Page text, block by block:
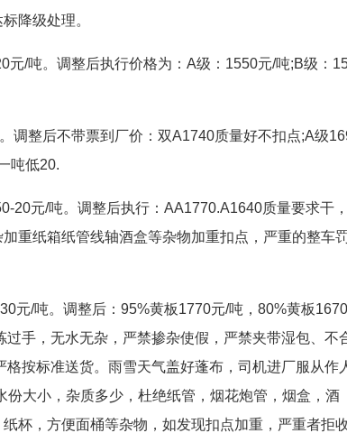
降级处理。
/吨。调整后执行价格为：A级：1550元/吨;B级：
整后不带票到厂价：双A1740质量好不扣点;A级
吨低20.
元/吨。调整后执行：AA1770.A1640质量要求干，
重纸箱纸管线轴酒盒等杂物加重扣点，严重的整车
/吨。调整后：95%黄板1770元/吨，80%黄板1670
手，无水无杂，严禁掺杂使假，严禁夹带湿包、不
按标准送货。雨雪天气盖好蓬布，司机进厂服从作
大小，杂质多少，杜绝纸管，烟花炮管，烟盒，酒
杯，方便面桶等杂物，如发现扣点加重，严重者拒